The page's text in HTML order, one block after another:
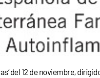
del 12 de noviembre,